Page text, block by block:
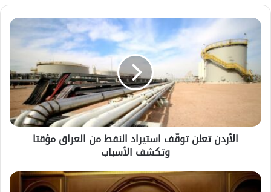
الأردن تعلن توقّف استيراد النفط من العراق مؤقتا
وتكشف الأسباب